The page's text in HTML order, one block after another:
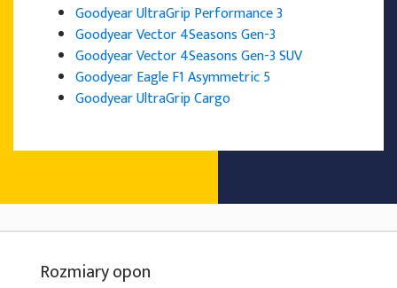
Goodyear UltraGrip Performance 3
Goodyear Vector 4Seasons Gen-3
Goodyear Vector 4Seasons Gen-3 SUV
Goodyear Eagle F1 Asymmetric 5
Goodyear UltraGrip Cargo
Rozmiary opon